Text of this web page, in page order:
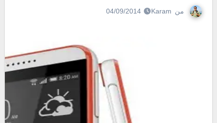
من Karam
04/09/2014